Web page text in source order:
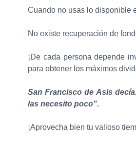
Cuando no usas lo disponible
No existe recuperación de
¡De cada persona depende
para obtener los máximos
San Francisco de Asis
las necesito poco".
¡Aprovecha bien tu valioso